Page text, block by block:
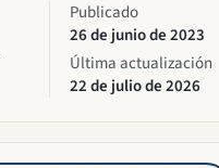
Publicado
26 de junio de 2023
Última actualización
22 de julio de 2026